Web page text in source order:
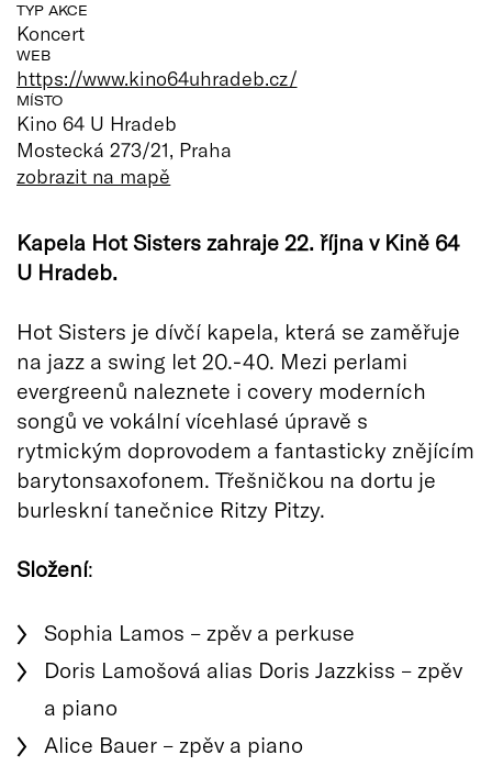
TYP AKCE
Koncert
WEB
https://www.kino64uhradeb.cz/
MÍSTO
Kino 64 U Hradeb
Mostecká 273/21, Praha
zobrazit na mapě
Kapela Hot Sisters zahraje 22. října v Kině 64
U Hradeb.
Hot Sisters je dívčí kapela, která se zaměřuje
na jazz a swing let 20.-40. Mezi perlami
evergreenů naleznete i covery moderních
songů ve vokální vícehlasé úpravě s
rytmickým doprovodem a fantasticky znějícím
barytonsaxofonem. Třešničkou na dortu je
burleskní tanečnice Ritzy Pitzy.
Složení:
Sophia Lamos – zpěv a perkuse
Doris Lamošová alias Doris Jazzkiss – zpěv
a piano
Alice Bauer – zpěv a piano